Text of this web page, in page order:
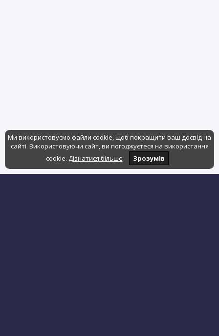
Ми використовуємо файли cookie, щоб покращити ваш досвід на
сайті. Використовуючи сайт, ви погоджуєтеся на використання
cookie. Дізнатися більше Зрозумів